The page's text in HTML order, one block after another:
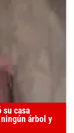
su casa
árbol y